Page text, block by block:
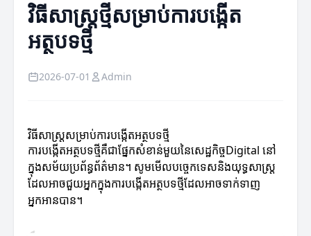
វិធីសាស្រ្តថ្មីសម្រាប់ការបង្កើត
អត្ថបទថ្មី
2026-07-01 Admin
វិធីសាស្ត្រ​សម្រាប់ការបង្កើតអត្ថបទថ្មី
ការបង្កើតអត្ថបទថ្មីគឺជាផ្នែកសំខាន់មួយនៃសេដ្ឋកិច្ចDigital នៅ
ក្នុងសម័យប្រព័ន្ធព័ត៌មាន។ សូមមើលបច្ចេកទេសនិងយុទ្ធសាស្ត្រ
ដែលអាចជួយអ្នកក្នុងការបង្កើតអត្ថបទថ្មីដែលអាចទាក់ទាញ
អ្នកអានបាន។